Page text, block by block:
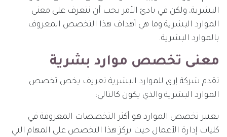
البشرية، ولكن في بادئ الأمر يجب أن نتعرف على معنى
الموارد البشرية وما هي أهداف هذا التخصص المعروف
بالموارد البشرية.
معنى تخصص موارد بشرية
تقدم شركة إرى للموارد البشرية تعريف يخص تخصص
الموارد البشرية والذي يكون كالتالي:
يعتبر تخصص الموارد هو أكثر التخصصات المعروفة في
كليات إدارة الأعمال حيث يركز هذا التخصص على المهام التي